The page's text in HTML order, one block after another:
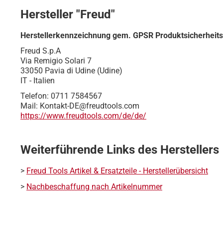
Hersteller "Freud"
Herstellerkennzeichnung gem. GPSR
Freud S.p.A
Via Remigio Solari 7
33050 Pavia di Udine (Udine)
IT - Italien
Telefon: 0711 7584567
Mail: Kontakt-DE@freudtools.com
https://www.freudtools.com/de/de/
Weiterführende Links des Herstellers
> Freud Tools Artikel & Ersatzteile - Herstellerübersicht
> Nachbeschaffung nach Artikelnummer